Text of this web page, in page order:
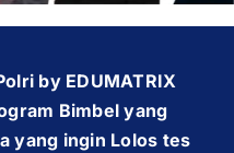
US
by EDUMATRIX
Bimbel yang
yang ingin Lolos tes